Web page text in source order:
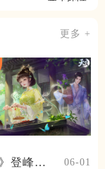
更多 +
登峰测
06-01